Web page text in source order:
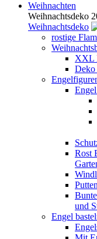
Weihnachten
Weihnachtsdeko
Weihnachtsdeko
rostige
XXL
Deko
Rost
und
Engel